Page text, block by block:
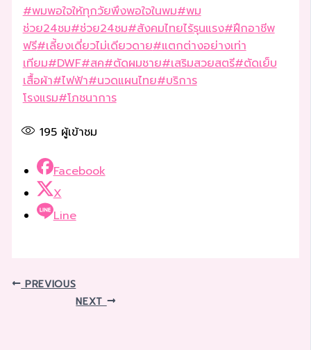
#พมพอใจให้ทุกวัยพึงพอใจในพม#พม
ช่วย24ชม#ช่วย24ชม#สังคมไทยไร้รุนแรง#ฝึกอาชีพ
ฟรี#เลี้ยงเดี่ยวไม่เดียวดาย#แตกต่างอย่างเท่า
เทียม#DWF#สค#ตัดผมชาย#เสริมสวยสตรี#ตัดเย็บ
เสื้อผ้า#ไฟฟ้า#นวดแผนไทย#บริการ
โรงแรม#โภชนาการ
195ผู้เข้าชม
Facebook
X
Line
PREVIOUS
NEXT